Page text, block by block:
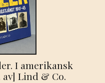
I amerikansk
av] Lind & Co.